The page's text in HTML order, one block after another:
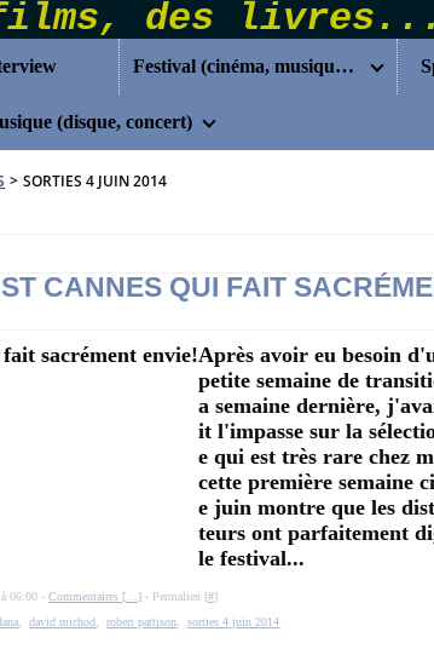
Festival (cinéma, musique...)
(disque, concert)
> SORTIES 4 JUIN 2014
CANNES QUI FAIT
Après avoir eu besoin
petite semaine de
a semaine dernière,
it l'impasse sur la
e qui est très rare chez
cette première semaine
e juin montre que les
teurs ont parfaitement
le festival...
à 06:00 -Commentaires [ …] - Permalien [#]
,david michod ,robert pattison ,sorties 4 juin 2014